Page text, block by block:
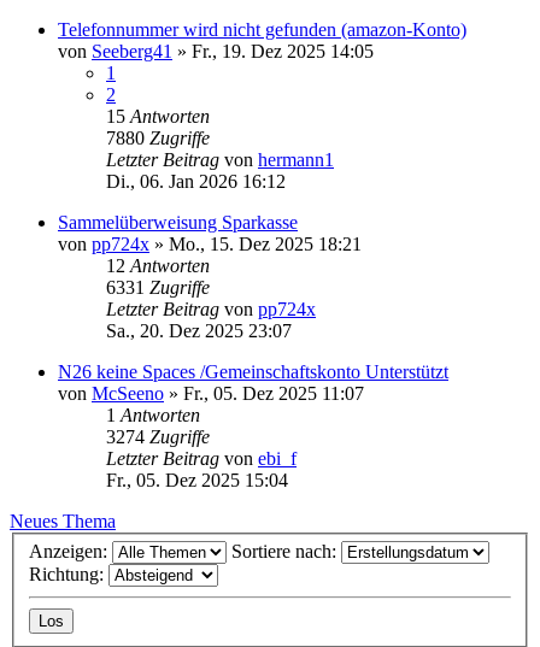
Telefonnummer wird nicht gefunden (amazon-Konto)
von Seeberg41 » Fr., 19. Dez 2025 14:05
1
2
15 Antworten
7880 Zugriffe
Letzter Beitrag von hermann1
Di., 06. Jan 2026 16:12
Sammelüberweisung Sparkasse
von pp724x » Mo., 15. Dez 2025 18:21
12 Antworten
6331 Zugriffe
Letzter Beitrag von pp724x
Sa., 20. Dez 2025 23:07
N26 keine Spaces /Gemeinschaftskonto Unterstützt
von McSeeno » Fr., 05. Dez 2025 11:07
1 Antworten
3274 Zugriffe
Letzter Beitrag von ebi_f
Fr., 05. Dez 2025 15:04
Neues Thema
Anzeigen:
Sortiere nach:
Richtung: